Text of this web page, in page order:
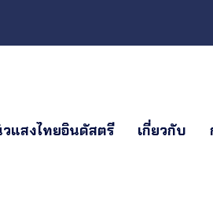
แสงไทยอินดัสตรี เกี่ยวกับ